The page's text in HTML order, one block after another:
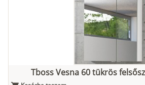
Nádzöld
Tboss Vesna 60 tükrös